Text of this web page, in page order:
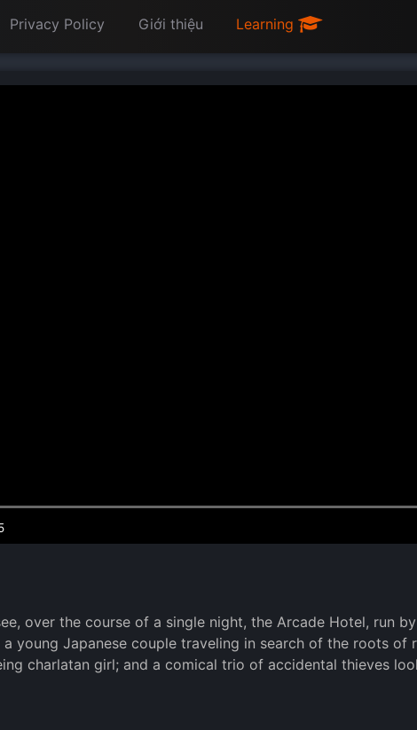
Privacy Policy Giới thiệu Learning
over the course of a single night, the Arcade Hotel, run
young Japanese couple traveling in search of the roots of
charlatan girl; and a comical trio of accidental thieves